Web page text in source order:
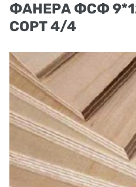
ФАНЕРА ФСФ
СОРТ 4/4